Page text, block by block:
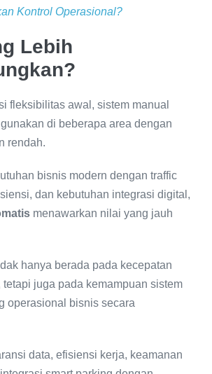
Kontrol Operasional?
Lebih
fleksibilitas awal, sistem manual
di beberapa area dengan
rendah.
bisnis modern dengan traffic
dan kebutuhan integrasi digital,
menawarkan nilai yang jauh
hanya berada pada kecepatan
juga pada kemampuan sistem
operasional bisnis secara
data, efisiensi kerja, keamanan